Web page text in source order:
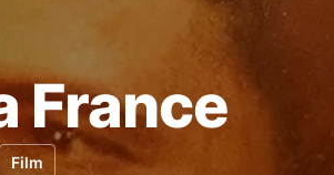
France
Film